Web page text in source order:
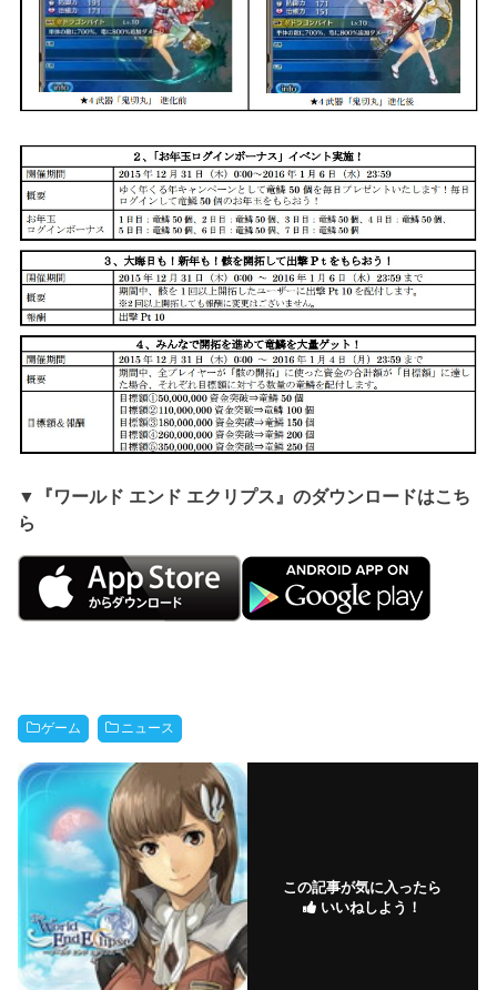
▼『ワールド エンド エクリプス』のダウンロードはこち
ら
ゲーム ニュース
この記事が気に入ったら
いいねしよう！